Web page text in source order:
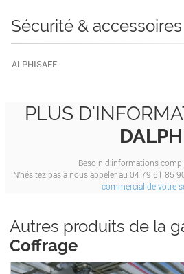
Sécurité & accessoires
ALPHISAFE
PLUS
Besoin d'informations
N'hésitez pas à nous appeler au 04 79 61 85
commercial de votre
Autres produits de la
Coffrage